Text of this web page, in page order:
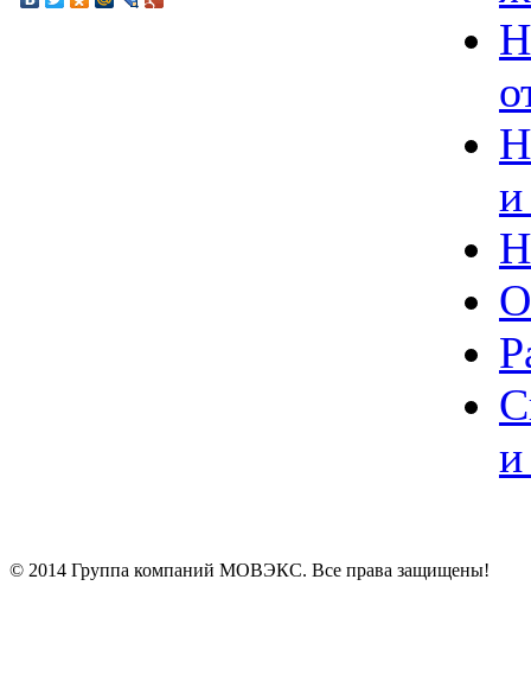
и
и
© 2014 Группа компаний МОВЭКС. Все права защищены!